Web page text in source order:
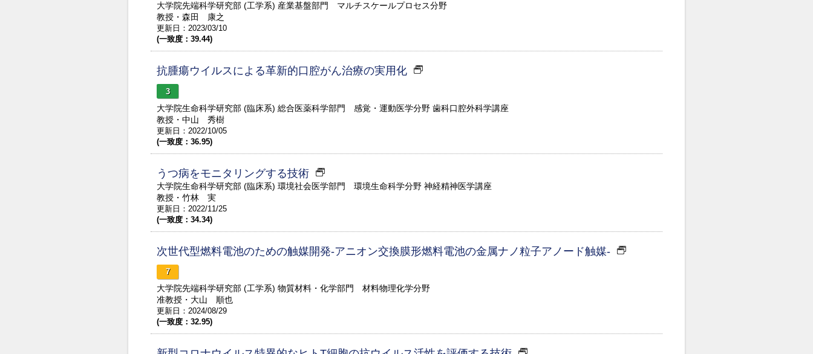
大学院先端科学研究部 (工学系) 産業基盤部門 マルチスケールプロセス分野
教授・森田 康之
更新日：2023/03/10
(一致度：39.44)
抗腫瘍ウイルスによる革新的口腔がん治療の実用化
3
大学院生命科学研究部 (臨床系) 総合医薬科学部門 感覚・運動医学分野 歯科口腔外科学講座
教授・中山 秀樹
更新日：2022/10/05
(一致度：36.95)
うつ病をモニタリングする技術
大学院生命科学研究部 (臨床系) 環境社会医学部門 環境生命科学分野 神経精神医学講座
教授・竹林 実
更新日：2022/11/25
(一致度：34.34)
次世代型燃料電池のための触媒開発-アニオン交換膜形燃料電池の金属ナノ粒子アノード触媒-
7
大学院先端科学研究部 (工学系) 物質材料・化学部門 材料物理化学分野
准教授・大山 順也
更新日：2024/08/29
(一致度：32.95)